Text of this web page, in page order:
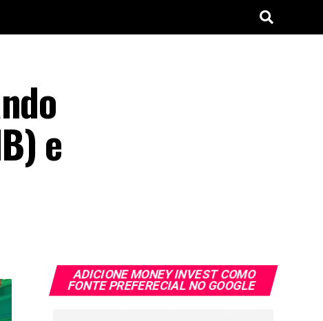
e
ADICIONE MONEY INVEST COMO
FONTE PREFERECIAL NO GOOGLE